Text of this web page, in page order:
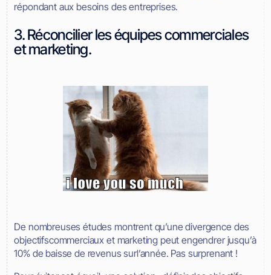
répondant aux besoins des entreprises.
3. Réconcilier les équipes commerciales
et marketing.
De nombreuses études montrent qu’une divergence des
objectifscommerciaux et marketing peut engendrer jusqu’à
10% de baisse de revenus surl’année. Pas surprenant !